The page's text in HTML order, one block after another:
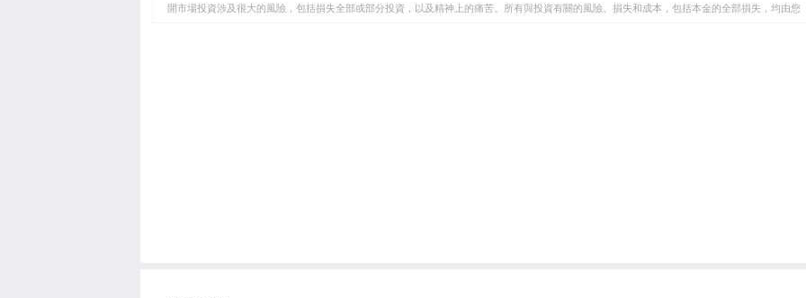
板
開市場投資涉及很大的風險，包括損失全部或部分投資，以及精神上的痛苦。所有與投資有關的風險、損失和成本，包括本金的全部損失，均由您